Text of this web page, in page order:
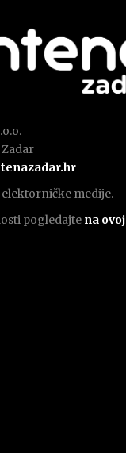
medije.
pogledajte na ovoj